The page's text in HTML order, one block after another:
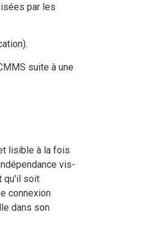
par les
suite à une
lisible à la fois
vis-
qu'il soit
connexion
dans son